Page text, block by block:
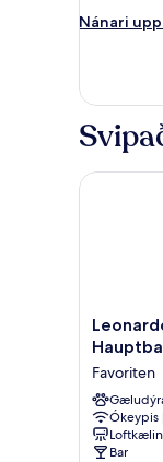
svíta
Nánari
Nánari
svíta
Leonardo
Hotel
Vienna
Favoriten
Favoriten
Ókeypis
Bar
Leonardo